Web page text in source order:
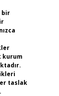
bir
kurum
taslak